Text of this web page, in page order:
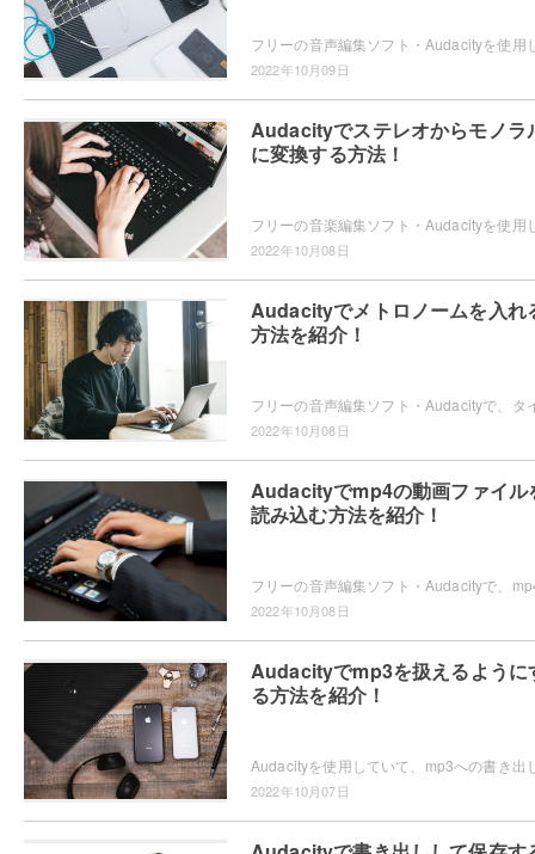
2022年10月09日
Audacityでステレオからモノラ
に変換する方法！
2022年10月08日
Audacityでメトロノームを入れ
方法を紹介！
2022年10月08日
Audacityでmp4の動画ファイル
読み込む方法を紹介！
2022年10月08日
Audacityでmp3を扱えるように
る方法を紹介！
2022年10月07日